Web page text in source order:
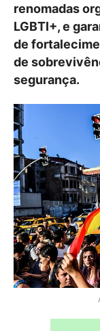
renomadas
LGBTI+, e
de
de
segurança.